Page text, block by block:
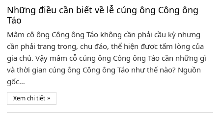
Những điều cần biết về lễ cúng ông Công ông
Táo
Mâm cỗ ông Công ông Táo không cần phải cầu kỳ nhưng
cần phải trang trọng, chu đáo, thể hiện được tấm lòng của
gia chủ. Vậy mâm cỗ cúng ông Công ông Táo cần những gì
và thời gian cúng ông Công ông Táo như thế nào? Nguồn
gốc…
Xem chi tiết »